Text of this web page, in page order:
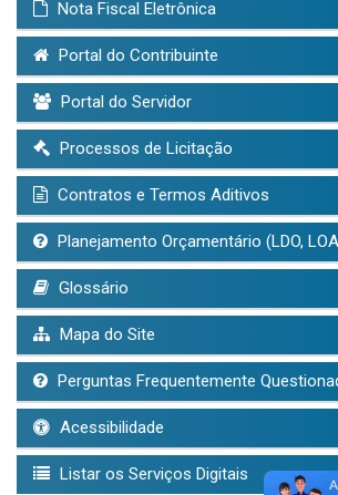
Nota Fiscal Eletrônica
Portal do Contribuinte
Portal do Servidor
Processos de Licitação
Contratos e Termos Aditivos
Planejamento Orçamentário (LDO,
Glossário
Mapa do Site
Perguntas Frequentemente
Acessibilidade
Listar os Serviços Digitais